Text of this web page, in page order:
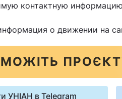
контактную
о движении на
УНІАН в Telegram